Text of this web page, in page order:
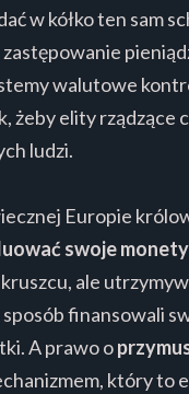
w kółko ten sam
walutowe
żeby elity rządzące
ludzi.
Europie
swoje monety
ale
finansowali
A prawo o
który to